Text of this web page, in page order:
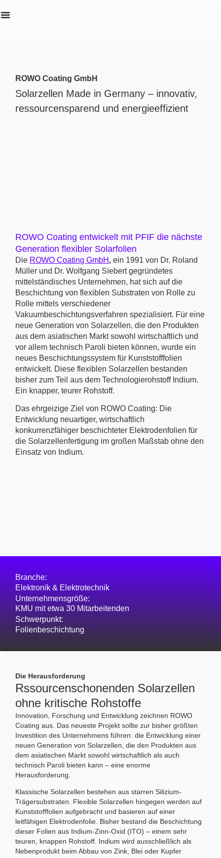
ROWO Coating GmbH
Solarzellen Made in Germany – innovativ,
ressourcensparend und energieeffizient
ROWO Coating entwickelt mit PFIF die nächste
Generation flexibler Solarfolien
Die ROWO Coating GmbH , ein 1991 von Dr. Roland
Müller und Dr. Wolfgang Siebert gegründetes
mittelständisches Unternehmen, hat sich auf die
Beschichtung von flexiblen Substraten von Rolle zu
Rolle mittels verschiedener
Vakuumbeschichtungsverfahren spezialisiert. Für eine
neue Generation von Solarzellen, die den Produkten
aus dem asiatischen Markt sowohl wirtschaftlich und
vor allem technisch Paroli bieten können, wurde ein
neues Beschichtungssystem für Kunststofffolien
entwickelt. Diese flexiblen Solarzellen bestanden
bisher zum Teil aus dem Technologierohstoff Indium.
Ein knapper, teurer Rohstoff.
Das ehrgeizige Ziel von ROWO Coating: Die
Entwicklung neuartiger, wirtschaftlich
konkurrenzfähiger beschichteter Elektrodenfolien für
die Solarzellenfertigung im großen Maßstab ohne den
Einsatz von Indium.
Branche:
Elektronik & Elektrotechnik
Unternehmensgröße:
KMU mit etwa 30 Mitarbeitenden
Schwerpunkt:
Folienbeschichtung
Die Herausforderung
Rssourcenschonenden Solarzellen
ohne kritische Rohstoffe
Innovation, Forschung und Entwicklung zeichnen ROWO
Coating aus. Das neueste Projekt sollte zur bisher größten
Investition des Unternehmens führen: die Entwicklung einer
neuen Generation von Solarzellen, die den Produkten aus
dem asiatischen Markt sowohl wirtschaftlich als auch
technisch Paroli bieten kann – eine enorme
Herausforderung.
Klassische Solarzellen bestehen aus starren Silizium-
Trägersubstraten. Flexible Solarzellen hingegen werden auf
Kunststofffolien aufgebracht und basieren auf einer
leitfähigen Elektrodenfolie. Bisher bestand die Beschichtung
dieser Folien aus Indium-Zinn-Oxid (ITO) – einem sehr
teuren, knappen Rohstoff. Indium wird ausschließlich als
Nebenprodukt beim Abbau von Zink, Blei oder Kupfer